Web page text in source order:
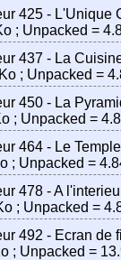
425 -
; Unpacked =
437 - La
; Unpacked =
450 - La
; Unpacked =
464 - Le
; Unpacked =
478 - A
; Unpacked =
492 - Ecran de
; Unpacked =